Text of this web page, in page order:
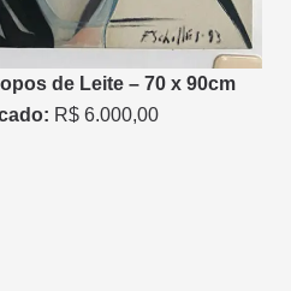
de Leite – 70 x 90cm
R$ 6.000,00